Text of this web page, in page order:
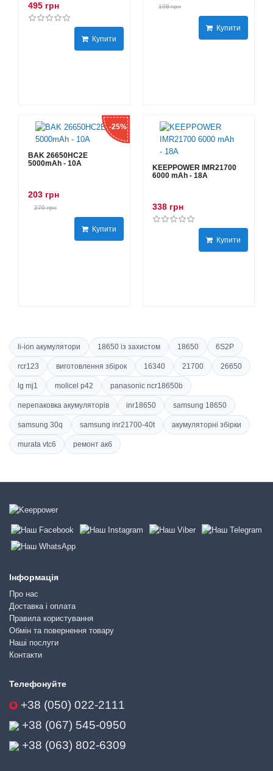
495 грн
Купити
198 грн
Купити
-25%
BAK 26650HC2E
5000mAh - 10А
203 грн
270 грн
Купити
KEEPPOWER IMR21700
6000 mAh - 18А
338 грн
Купити
li-ion акумулятори 18650 із захистом 18650 6S2P
rcr123 виготовлення збірок 16340 21700 26650
lg mj1 molicel p42 panasonic ncr18650b
перепаковка акумуляторів inr18650 samsung 18650
samsung 30q samsung inr21700-40t акумуляторні збірки
murata vtc6 ремонт акб
Інформація
Про нас
Доставка і оплата
Правила користування
Обмін та повернення товару
Наші послуги
Контакти
Телефонуйте
+38 (050) 022-2111
+38 (067) 545-0950
+38 (063) 802-6309